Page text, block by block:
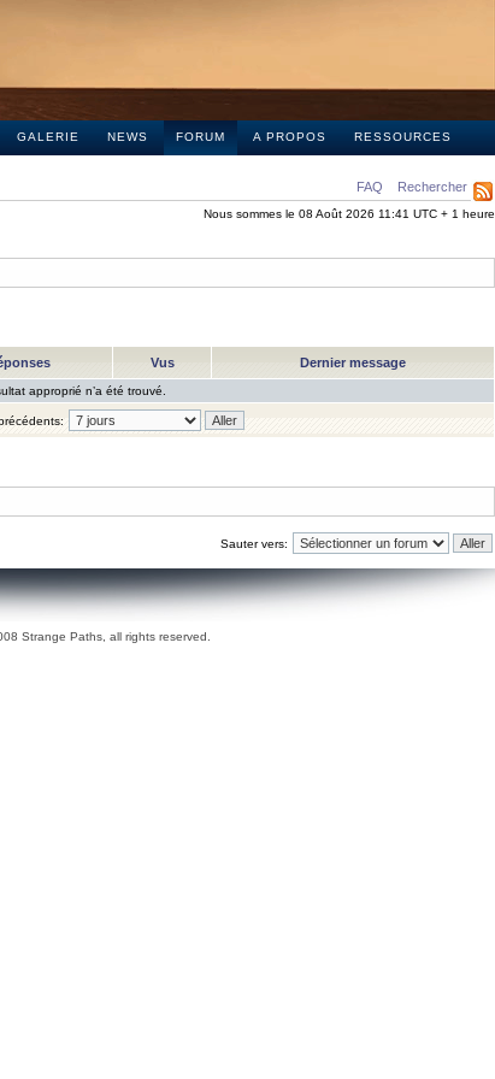
GALERIE NEWS FORUM A PROPOS RESSOURCES
FAQ Rechercher
Nous sommes le 08 Août 2026 11:41 UTC + 1 heure
Vus Dernier message
approprié n’a été trouvé.
Sauter vers:
Strange Paths, all rights reserved.